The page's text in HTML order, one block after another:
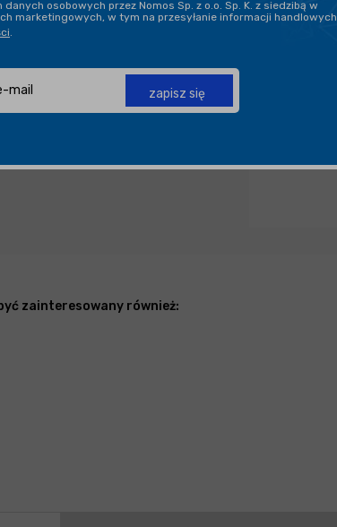
zainteresowany również:
osobowych przez Nomos Sp. z o.o. Sp. K. z siedzibą w
marketingowych, w tym na przesyłanie informacji handlowych
zapisz się